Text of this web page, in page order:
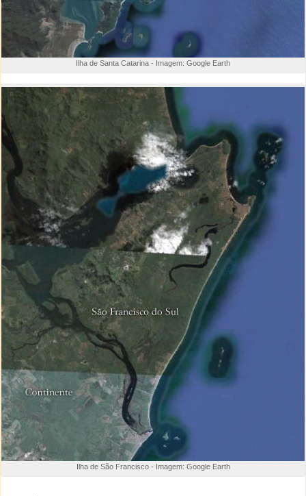
Ilha de Santa Catarina - Imagem: Google Earth
Ilha de São Francisco - Imagem: Google Earth